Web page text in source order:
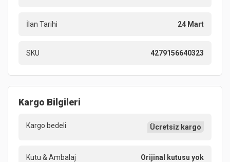
İlan Tarihi 24 Mart
SKU 4279156640323
Kargo Bilgileri
Kargo bedeli Ücretsiz kargo
Kutu & Ambalaj Orijinal kutusu yok